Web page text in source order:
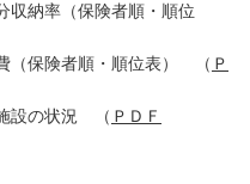
率（保険者順・順位
険者順・順位表） （ Ｐ
の状況 （ ＰＤＦ